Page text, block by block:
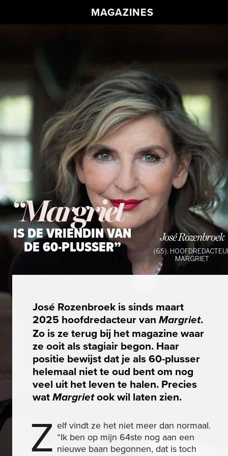
MAGAZINES
​​​​​​​“Margriet
IS DE VRIENDIN VAN
DE 60-PLUSSER” José Rozenbroek
(65),
MARGRIET
José Rozenbroek is sinds maart
2025 hoofdredacteur van Margriet.
Zo is ze terug bij het magazine waar
ze ooit als stagiair begon. Haar
positie bewijst dat je als 60-plusser
helemaal niet te oud bent om nog
veel uit het leven te halen. Precies
watMargrietook wil laten zien.
Z elf vindt ze het niet meer dan normaal.
“Ik ben op mijn 64ste nog aan een
nieuwe baan begonnen, dat is toch